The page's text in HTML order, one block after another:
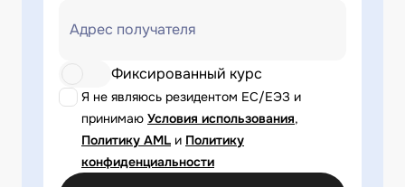
Адрес получателя
Я не являюсь резидентом ЕС/ЕЭЗ и
принимаю Условия использования,
Политику AML и Политику
конфиденциальности
Фиксированный курс